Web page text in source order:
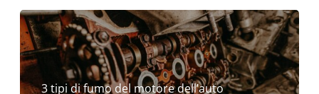
3 tipi di fumo del motore dell’auto